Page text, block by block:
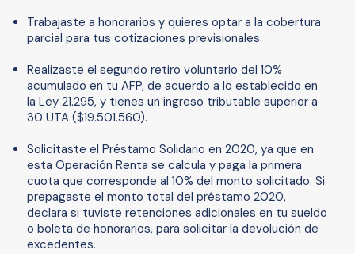
Trabajaste a honorarios y quieres optar a la cobertura
parcial para tus cotizaciones previsionales.
Realizaste el segundo retiro voluntario del 10%
acumulado en tu AFP, de acuerdo a lo establecido en
la Ley 21.295, y tienes un ingreso tributable superior a
30 UTA ($19.501.560).
Solicitaste el Préstamo Solidario en 2020, ya que en
esta Operación Renta se calcula y paga la primera
cuota que corresponde al 10% del monto solicitado. Si
prepagaste el monto total del préstamo 2020,
declara si tuviste retenciones adicionales en tu sueldo
o boleta de honorarios, para solicitar la devolución de
excedentes.